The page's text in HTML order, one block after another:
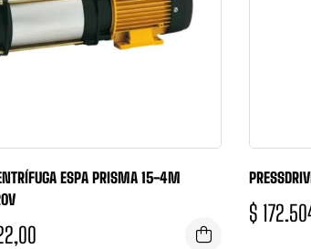
ESPA PRISMA 15-4M
$